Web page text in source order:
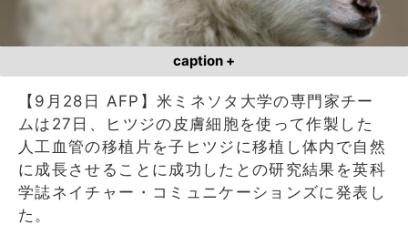
caption +
【9月28日 AFP】米ミネソタ大学の専門家チー
ムは27日、ヒツジの皮膚細胞を使って作製した
人工血管の移植片を子ヒツジに移植し体内で自然
に成長させることに成功したとの研究結果を英科
学誌ネイチャー・コミュニケーションズに発表し
た。